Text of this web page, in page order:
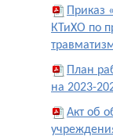
КТиХО по
План
на 2023-
Акт об